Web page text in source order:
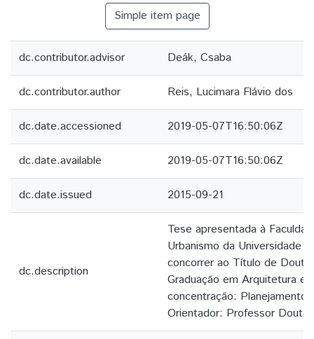
Simple item page
dc.contributor.advisor Deák, Csaba
dc.contributor.author Reis, Lucimara Flávio dos
dc.date.accessioned 2019-05-07T16:50:06Z
dc.date.available 2019-05-07T16:50:06Z
dc.date.issued 2015-09-21
dc.description
Tese apresentada à
Urbanismo da Universidade
concorrer ao Título de
Graduação em Arquitetura e
concentração: Planejamento
Orientador: Professor